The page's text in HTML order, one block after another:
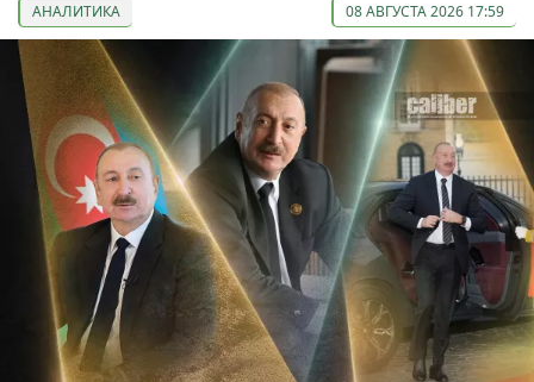
АНАЛИТИКА 08 АВГУСТА 2026 17:59